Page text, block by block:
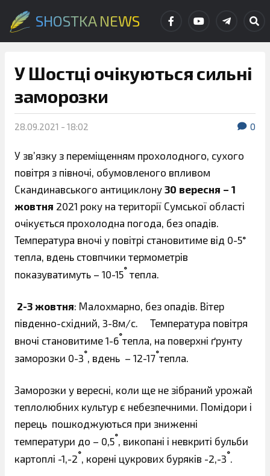
SHOSTKA NEWS
У Шостці очікуються сильні
заморозки
28.09.2021 - 18:02 0
У зв’язку з переміщенням прохолодного, сухого
повітря з півночі, обумовленого впливом
Скандинавського антициклону 30 вересня – 1
жовтня 2021 року на території Сумської області
очікується прохолодна погода, без опадів.
Температура вночі у повітрі становитиме від 0-5°
тепла, вдень стовпчики термометрів
показуватимуть – 10-15° тепла.
2-3 жовтня: Малохмарно, без опадів. Вітер
південно-східний, 3-8м/с. Температура повітря
вночі становитиме 1-6°тепла, на поверхні ґрунту
заморозки 0-3° , вдень – 12-17°тепла.
Заморозки у вересні, коли ще не зібраний урожай
теплолюбних культур є небезпечними. Помідори і
перець пошкоджуються при зниженні
температури до – 0,5° , викопані і невкриті бульби
картоплі -1,-2° , корені цукрових буряків -2,-3°